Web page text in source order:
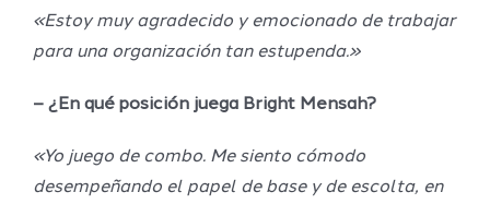
«Estoy muy agradecido y emocionado de trabajar
para una organización tan estupenda.»
– ¿En qué posición juega Bright Mensah?
«Yo juego de combo. Me siento cómodo
desempeñando el papel de base y de escolta, en